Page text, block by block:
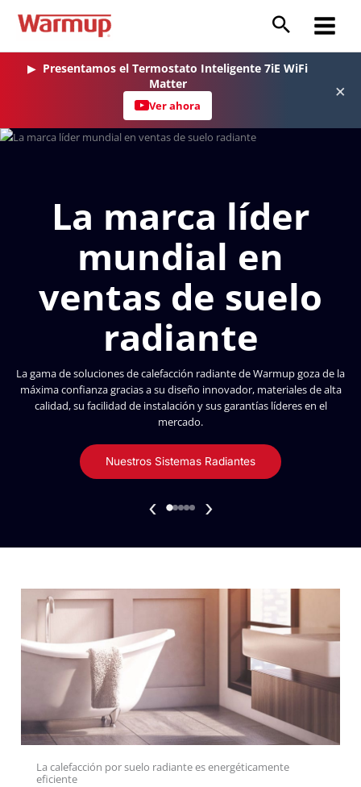
Main
▶ Presentamos el Termostato Inteligente 7iE WiFi
Matter
Ver ahora
×
La marca líder
mundial en
ventas de suelo
radiante
La gama de soluciones de calefacción radiante de Warmup goza de la
máxima confianza gracias a su diseño innovador, materiales de alta
calidad, su facilidad de instalación y sus garantías líderes en el
mercado.
Nuestros Sistemas Radiantes
‹ ›
La calefacción por suelo radiante es energéticamente
eficiente